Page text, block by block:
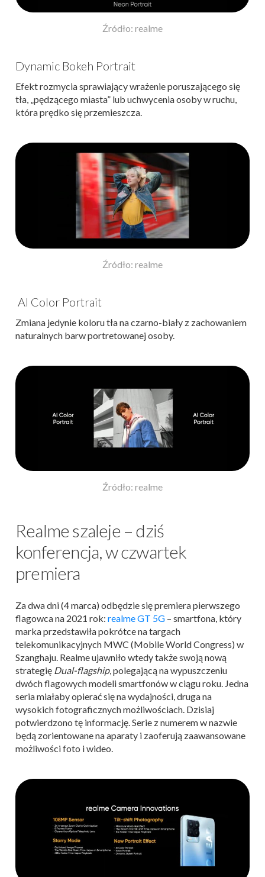
Źródło: realme
Dynamic Bokeh Portrait
Efekt rozmycia sprawiający wrażenie poruszającego się
tła, „pędzącego miasta” lub uchwycenia osoby w ruchu,
która prędko się przemieszcza.
Źródło: realme
AI Color Portrait
Zmiana jedynie koloru tła na czarno-biały z zachowaniem
naturalnych barw portretowanej osoby.
Źródło: realme
Realme szaleje – dziś
konferencja, w czwartek
premiera
Za dwa dni (4 marca) odbędzie się premiera pierwszego
flagowca na 2021 rok: realme GT 5G – smartfona, który
marka przedstawiła pokrótce na targach
telekomunikacyjnych MWC (Mobile World Congress) w
Szanghaju. Realme ujawniło wtedy także swoją nową
strategię Dual-flagship, polegającą na wypuszczeniu
dwóch flagowych modeli smartfonów w ciągu roku. Jedna
seria miałaby opierać się na wydajności, druga na
wysokich fotograficznych możliwościach. Dzisiaj
potwierdzono tę informację. Serie z numerem w nazwie
będą zorientowane na aparaty i zaoferują zaawansowane
możliwości foto i wideo.